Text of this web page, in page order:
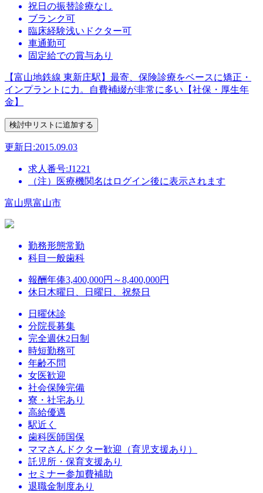
祝日の振替診療なし
ブランク可
臨床経験浅いドクター可
車通勤可
固定給での賞与あり
【富山地鉄線 東新庄駅】最寄、保険診療をベースに矯正・
インプラントに力。自費補綴が非常に多い【社保・厚生年
金】
更新日:2015.09.03
求人番号:J1221
（注）医療機関名はログイン後に表示されます
富山県富山市
勤務形態常勤
科目 一般歯科
報酬年俸3,400,000円～8,400,000円
休日 木曜日、日曜日、祝祭日
日曜休診
分院長募集
完全週休2日制
時短勤務可
年齢不問
女医歓迎
社会保険完備
寮・社宅あり
高給優遇
駅近く
歯科医師国保
ママさんドクター歓迎（育児支援あり）
託児所・保育支援あり
セミナー参加費補助
退職金制度あり